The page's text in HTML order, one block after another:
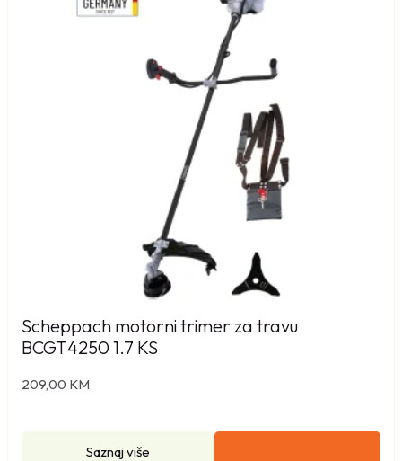
Scheppach motorni trimer za travu
BCGT4250 1.7 KS
209,00 KM
Saznaj više